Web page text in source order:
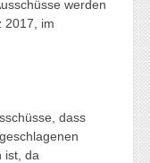
werden
2017, im
dass
ist, da